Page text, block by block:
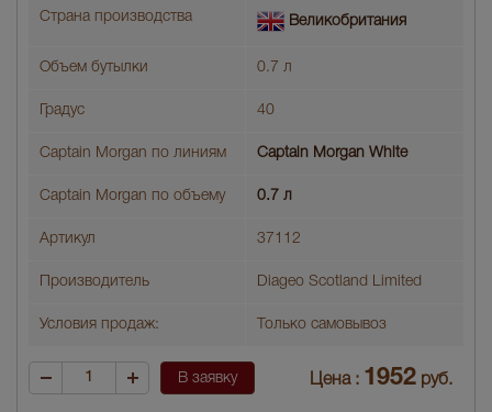
Страна производства Великобритания
Объем бутылки 0.7 л
Градус 40
Captain Morgan по линиям Captain Morgan White
Captain Morgan по объему 0.7 л
Артикул 37112
Производитель Diageo Scotland Limited
Условия продаж: Только самовывоз
В заявку Цена : 1952 руб.